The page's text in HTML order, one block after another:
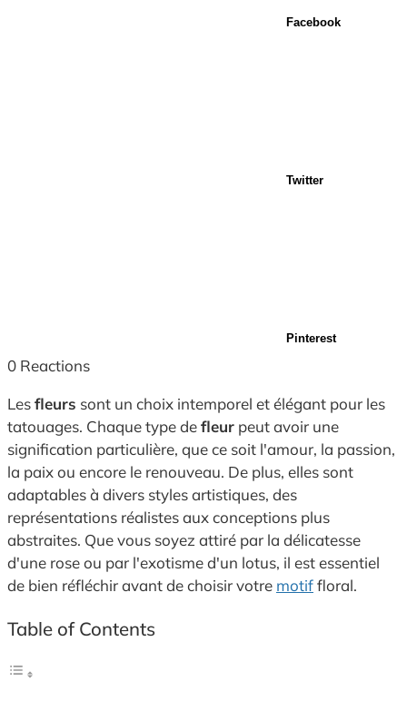
Facebook
Twitter
Pinterest
0 Reactions
Lesfleurs sont un choix intemporel et élégant pour les
tatouages. Chaque type defleur peut avoir une
signification particulière, que ce soit l'amour, la passion,
la paix ou encore le renouveau. De plus, elles sont
adaptables à divers styles artistiques, des
représentations réalistes aux conceptions plus
abstraites. Que vous soyez attiré par la délicatesse
d'une rose ou par l'exotisme d'un lotus, il est essentiel
de bien réfléchir avant de choisir votre motiffloral.
Table of Contents